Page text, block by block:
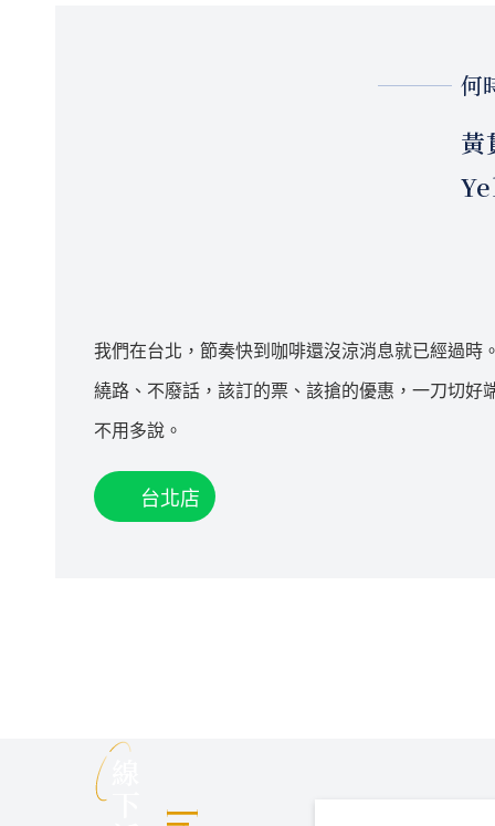
何
黃
我們在台北，節奏快到咖啡還沒涼消息就已經過
繞路、不廢話，該訂的票、該搶的優惠，一刀切
不用多說。
台北店